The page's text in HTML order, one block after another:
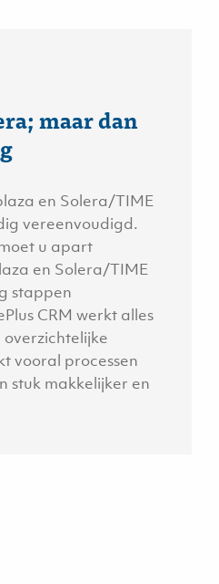
maar dan
en Solera/TIME
vereenvoudigd.
u apart
en Solera/TIME
stappen
CRM werkt alles
overzichtelijke
vooral processen
stuk makkelijker en